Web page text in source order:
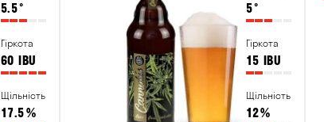
5.5°
Гіркота
60 IBU
Щільність
17.5%
5°
Гіркота
15 IBU
Щільність
12%